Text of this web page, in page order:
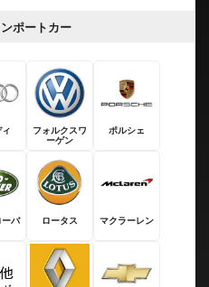
ポートカー
ィ
フォルクスワ
ーゲン
ポルシェ
ーバ
ロータス マクラーレン